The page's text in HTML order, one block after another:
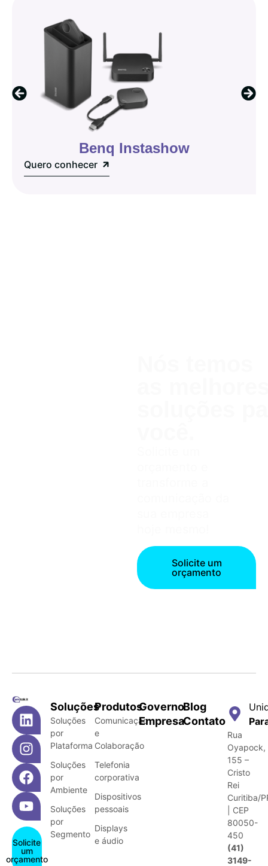
Benq Instashow
Quero conhecer
Solicite um
orçamento
Solicite
um
orçamento
Soluções
Soluções
por
Plataforma
Soluções
por
Ambiente
Soluções
por
Segmento
Produtos
Comunicação
e
Colaboração
Telefonia
corporativa
Dispositivos
pessoais
Displays
e áudio
Governo
Empresa
Blog
Contato
Rua
Oyapock,
155 –
Cristo
Rei
Curitiba/
| CEP
80050-
450
(41)
3149-